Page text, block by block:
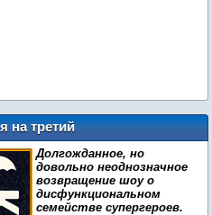
на третий
Долгожданное, но
довольно неоднозначное
возвращение шоу о
дисфункциональном
семействе супергероев.